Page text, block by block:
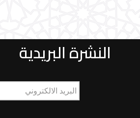
النشرة البريدية